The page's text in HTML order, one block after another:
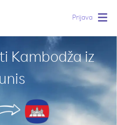
Prijava
Kambodža iz